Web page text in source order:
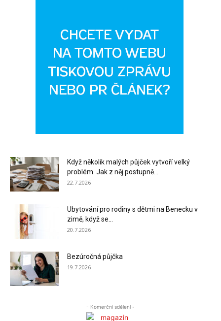
Když několik malých půjček vytvoří velký
problém. Jak z něj postupně...
22.7.2026
Ubytování pro rodiny s dětmi na Benecku v
zimě, když se...
20.7.2026
Bezúročná půjčka
19.7.2026
- Komerční sdělení -